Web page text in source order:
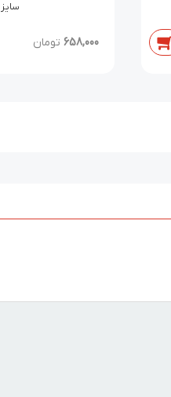
سایز 2 تا 6
658,000 تومان